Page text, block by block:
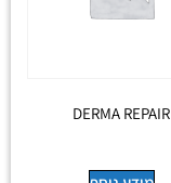
DERMA REPAIR